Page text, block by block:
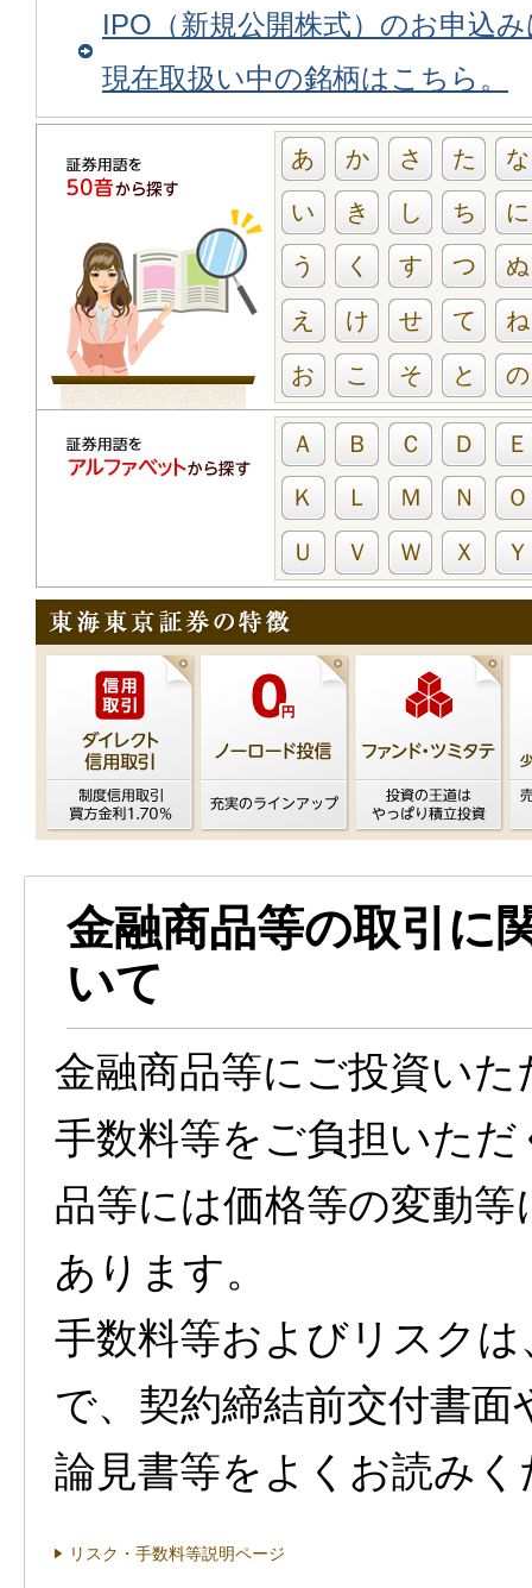
IPO（新規公開株式）のお申込
現在取扱い中の銘柄はこちら。
あ か さ た な
い き し ち に
う く す つ ぬ
え け せ て ね
お こ そ と の
Ａ Ｂ Ｃ Ｄ Ｅ
Ｋ Ｌ Ｍ Ｎ Ｏ
Ｕ Ｖ Ｗ Ｘ Ｙ
金融商品等の取引に
いて
金融商品等にご投資い
手数料等をご負担いた
品等には価格等の変動
あります。
手数料等およびリスク
で、契約締結前交付書
論見書等をよくお読みく
リスク・手数料等説明ページ